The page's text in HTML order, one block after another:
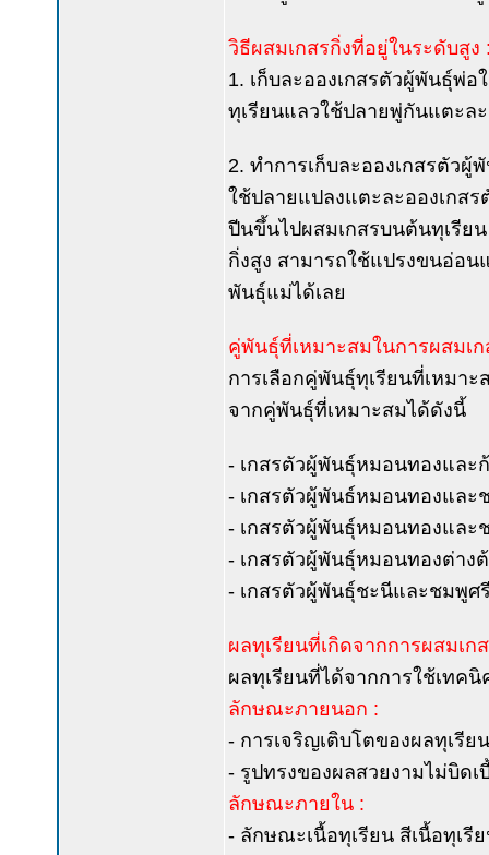
วิธีผสมเกสรกิ่งที่อยู่ในระดับสูง
1. เก็บละอองเกสรตัวผู้พันธุ์พ่
ทุเรียนแลวใช้ปลายพู่กันแตะล
2. ทำการเก็บละอองเกสรตัว
ใช้ปลายแปลงแตะละอองเกส
ปีนขึ้นไปผสมเกสรบนต้นทุเรีย
กิ่งสูง สามารถใช้แปรงขนอ่อน
พันธุ์แม่ได้เลย
คู่พันธุ์ที่เหมาะสมในการผสมเก
การเลือกคู่พันธุ์ทุเรียนที่เหมา
จากคู่พันธุ์ที่เหมาะสมได้ดังนี้
- เกสรตัวผู้พันธุ์หมอนทองแล
- เกสรตัวผู้พันธ์หมอนทองแล
- เกสรตัวผู้พันธุ์หมอนทองแล
- เกสรตัวผู้พันธุ์หมอนทองต่า
- เกสรตัวผู้พันธุ์ชะนีและชมพู
ผลทุเรียนที่เกิดจากการผสมเก
ผลทุเรียนที่ได้จากการใช้เทค
ลักษณะภายนอก :
- การเจริญเติบโตของผลทุเรีย
- รูปทรงของผลสวยงามไม่บิดเ
ลักษณะภายใน :
- ลักษณะเนื้อทุเรียน สีเนื้อทุเรี